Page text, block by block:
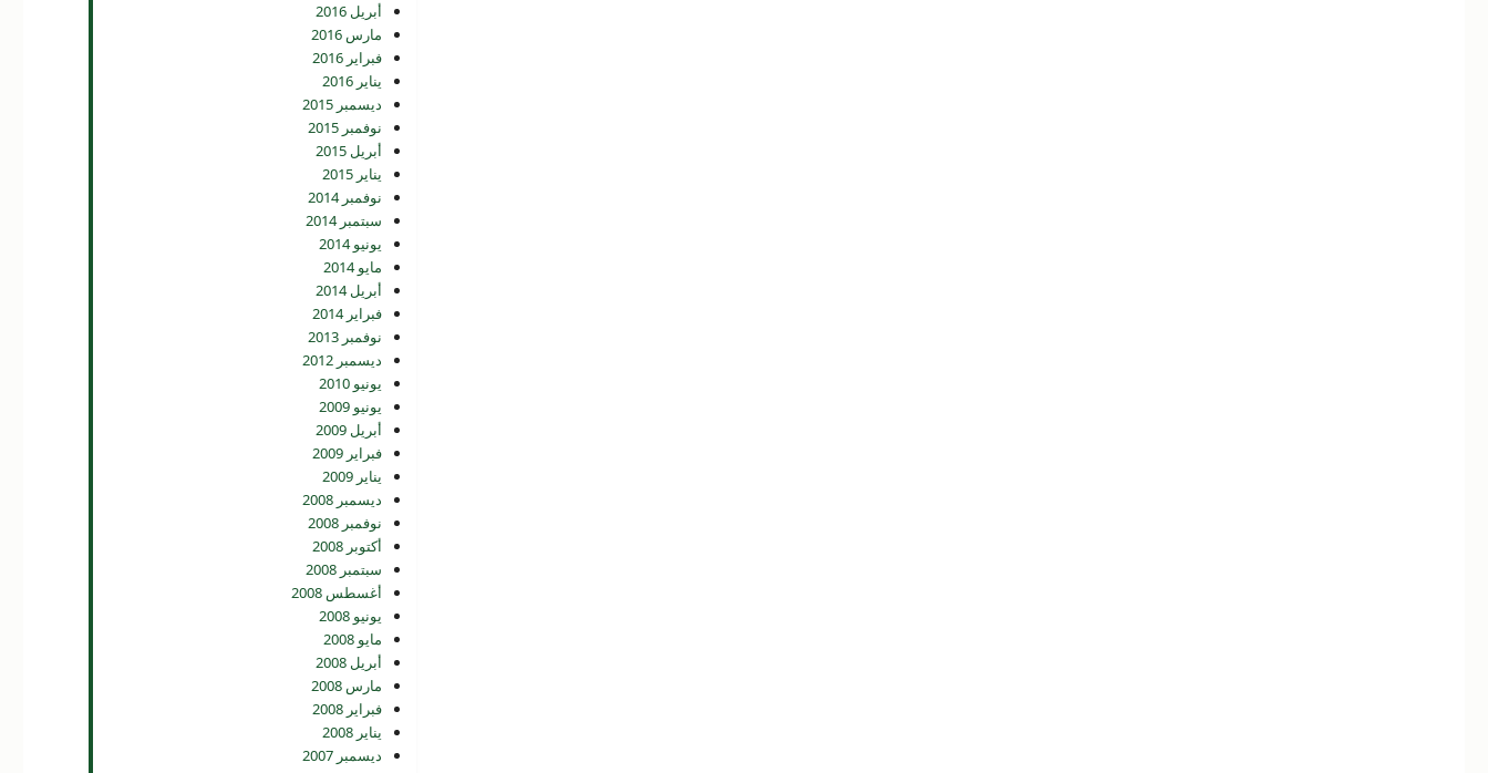
أبريل 2016
مارس 2016
فبراير 2016
يناير 2016
ديسمبر 2015
نوفمبر 2015
أبريل 2015
يناير 2015
نوفمبر 2014
سبتمبر 2014
يونيو 2014
مايو 2014
أبريل 2014
فبراير 2014
نوفمبر 2013
ديسمبر 2012
يونيو 2010
يونيو 2009
أبريل 2009
فبراير 2009
يناير 2009
ديسمبر 2008
نوفمبر 2008
أكتوبر 2008
سبتمبر 2008
أغسطس 2008
يونيو 2008
مايو 2008
أبريل 2008
مارس 2008
فبراير 2008
يناير 2008
ديسمبر 2007